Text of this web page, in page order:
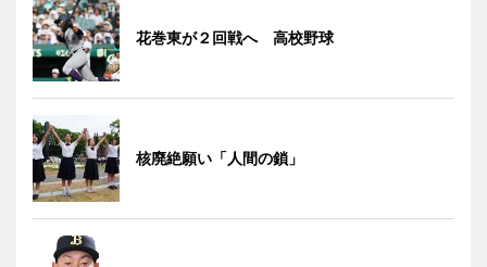
花巻東が２回戦へ 高校野球
核廃絶願い「人間の鎖」